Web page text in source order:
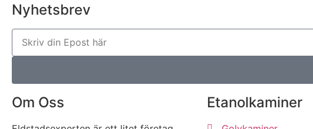
Nyhetsbrev
Om Oss Etanolkaminer